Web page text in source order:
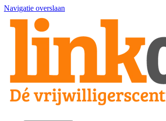
Navigatie overslaan